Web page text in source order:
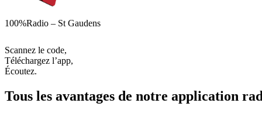
100%Radio – St Gaudens
Scannez le code,
Téléchargez l’app,
Écoutez.
Tous les avantages de notre application